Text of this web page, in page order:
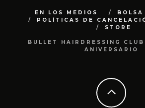
EN LOS MEDIOS
POLÍTICAS DE
STORE
BULLET HAIRDRESSING
ANIVERSARIO